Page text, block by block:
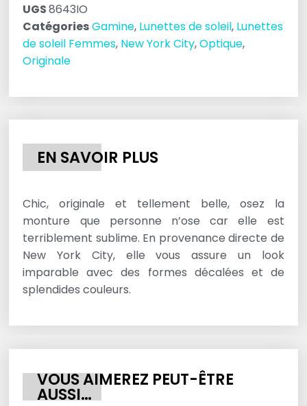
UGS8643IO
CatégoriesGamine, Lunettes de soleil, Lunettes
de soleil Femmes, New York City,Optique,
Originale
EN SAVOIR PLUS
Chic, originale et tellement belle, osez la
monture que personne n’ose car elle est
terriblement sublime. En provenance directe de
New York City, elle vous assure un look
imparable avec des formes décalées et de
splendides couleurs.
VOUS AIMEREZ PEUT-ÊTRE
AUSSI…